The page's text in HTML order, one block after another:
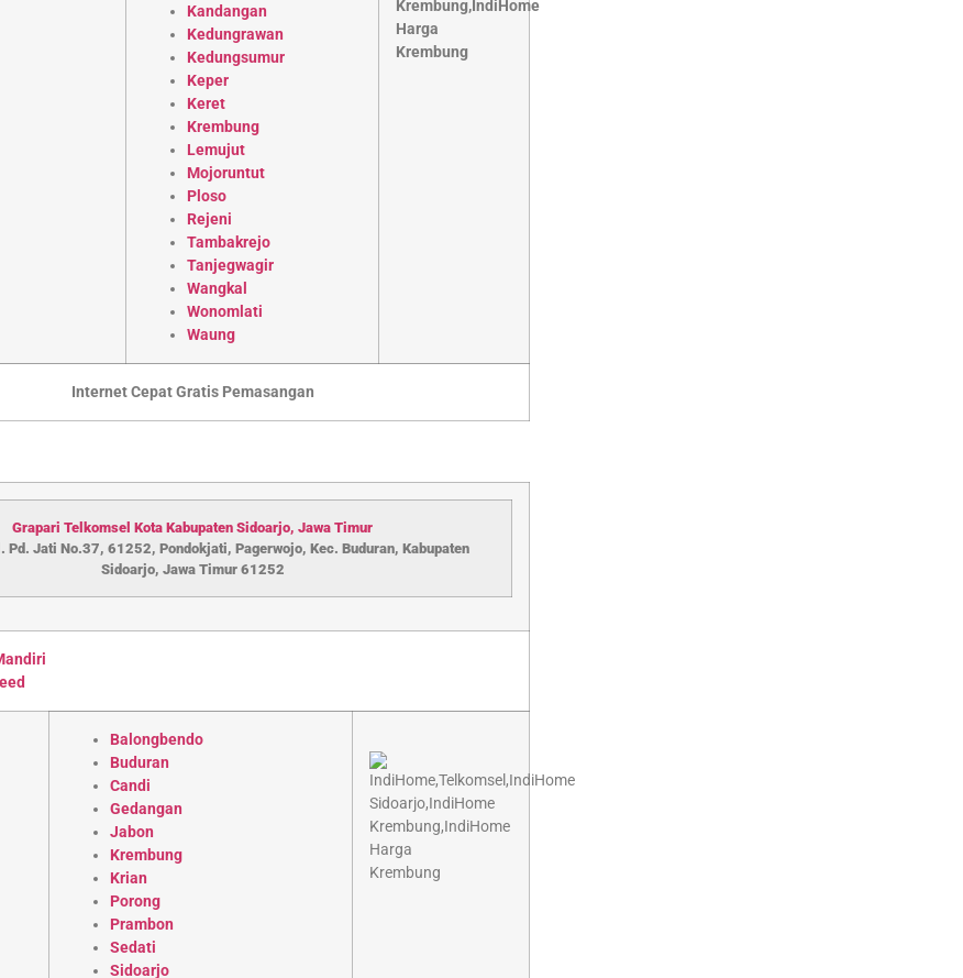
Kandangan
Kedungrawan
Kedungsumur
Keper
Keret
Krembung
Lemujut
Mojoruntut
Ploso
Rejeni
Tambakrejo
Tanjegwagir
Wangkal
Wonomlati
Waung
Internet Cepat Gratis Pemasangan
Grapari Telkomsel Kota Kabupaten Sidoarjo, Jawa Timur
Pd. Jati No.37, 61252, Pondokjati, Pagerwojo, Kec. Buduran, Kabupaten
Sidoarjo, Jawa Timur 61252
Balongbendo
Buduran
Candi
Gedangan
Jabon
Krembung
Krian
Porong
Prambon
Sedati
Sidoarjo